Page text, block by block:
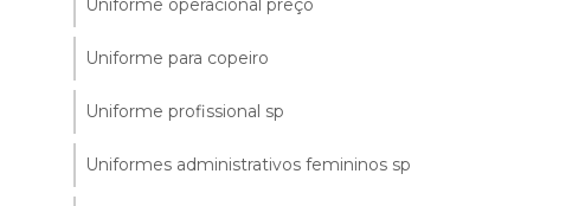
Uniforme operacional preço
Uniforme para copeiro
Uniforme profissional sp
Uniformes administrativos femininos sp